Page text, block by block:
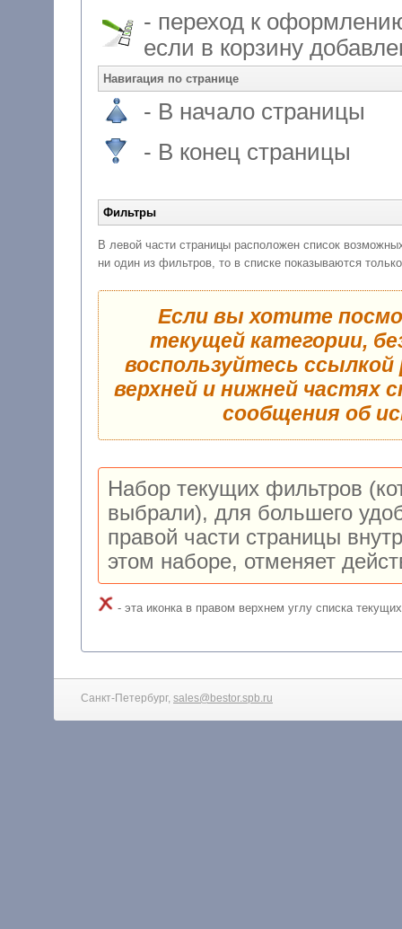
- переход к
если в корзину
Навигация по странице
- В начало страницы
- В конец страницы
Фильтры
В левой части страницы расположен список возможных фильтров
Если вы хотите
текущей категории, без
воспользуйтесь ссылкой
верхней и нижней частях
сообщения об
Набор текущих фильтров
выбрали), для большего
правой части страницы
- эта иконка в
Санкт-Петербург, sales@bestor.spb.ru